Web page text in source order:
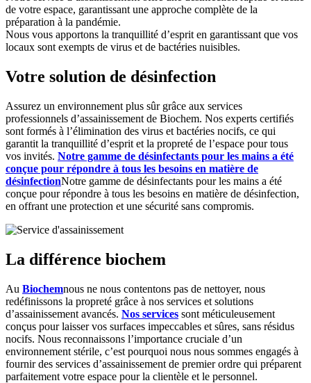
de votre espace, garantissant une approche complète de la
préparation à la pandémie.
Nous vous apportons la tranquillité d’esprit en garantissant que vos
locaux sont exempts de virus et de bactéries nuisibles.
Votre solution de désinfection
Assurez un environnement plus sûr grâce aux services
professionnels d’assainissement de Biochem. Nos experts certifiés
sont formés à l’élimination des virus et bactéries nocifs, ce qui
garantit la tranquillité d’esprit et la propreté de l’espace pour tous
vos invités. Notre gamme de désinfectants pour les mains a été
conçue pour répondre à tous les besoins en matière de
désinfectionNotre gamme de désinfectants pour les mains a été
conçue pour répondre à tous les besoins en matière de désinfection,
en offrant une protection et une sécurité sans compromis.
La différence biochem
Au Biochemnous ne nous contentons pas de nettoyer, nous
redéfinissons la propreté grâce à nos services et solutions
d’assainissement avancés. Nos services sont méticuleusement
conçus pour laisser vos surfaces impeccables et sûres, sans résidus
nocifs. Nous reconnaissons l’importance cruciale d’un
environnement stérile, c’est pourquoi nous nous sommes engagés à
fournir des services d’assainissement de premier ordre qui préparent
parfaitement votre espace pour la clientèle et le personnel.